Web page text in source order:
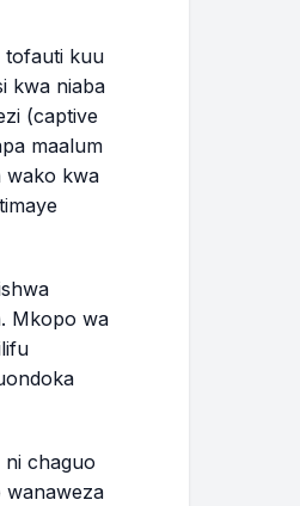
tofauti kuu
kwa niaba
(captive
maalum
wako kwa
Mkopo wa
chaguo
wanaweza